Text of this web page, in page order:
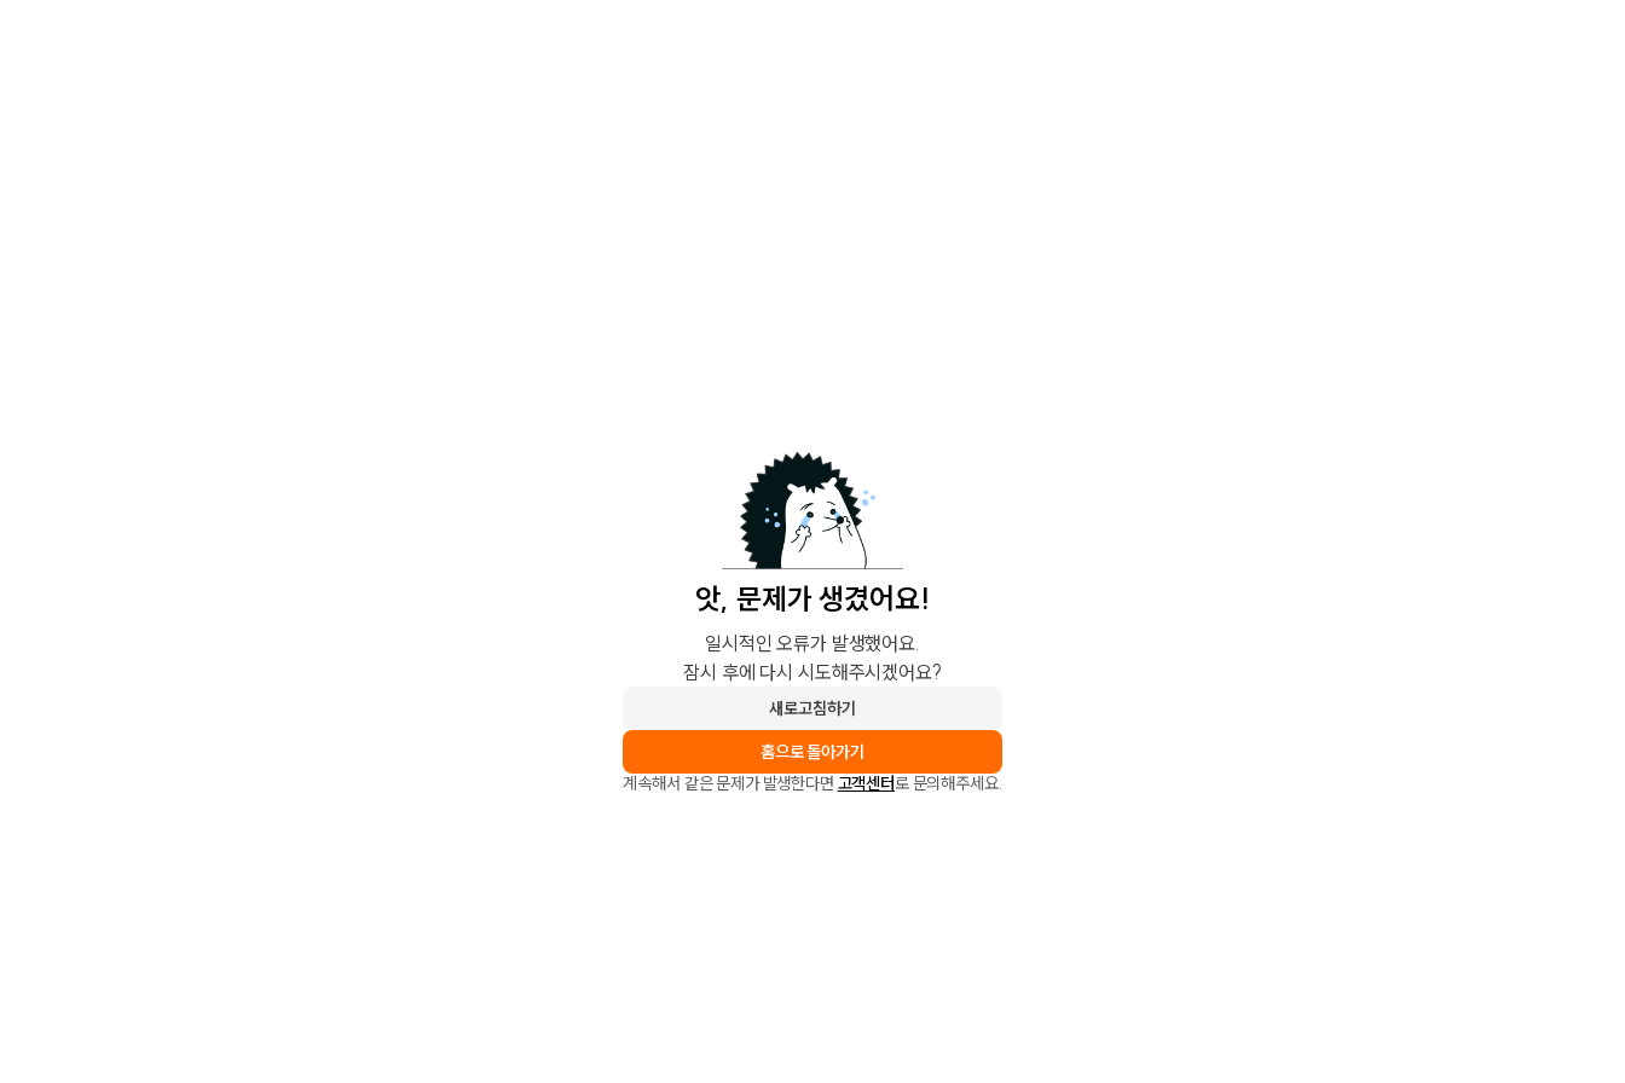
앗, 문제가 생겼어요!
일시적인 오류가 발생했어요.
잠시 후에 다시 시도해주시겠어요?
새로고침하기
홈으로 돌아가기
계속해서 같은 문제가 발생한다면 고객센터로 문의해주세요.